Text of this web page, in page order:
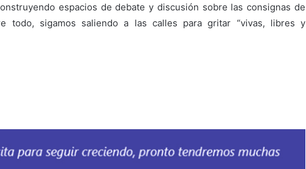
espacios de debate y discusión sobre las consignas de
todo, sigamos saliendo a las calles para gritar “vivas, libres y